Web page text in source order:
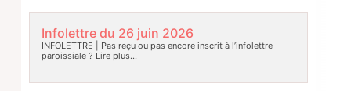
Infolettre du 26 juin 2026
INFOLETTRE | Pas reçu ou pas encore inscrit à l’infolettre
paroissiale ? Lire plus…